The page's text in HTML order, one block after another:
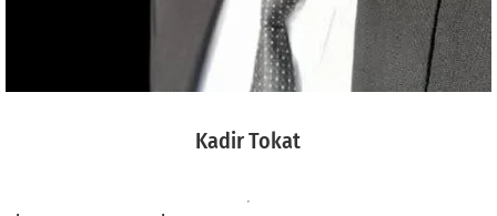
Kadir Tokat